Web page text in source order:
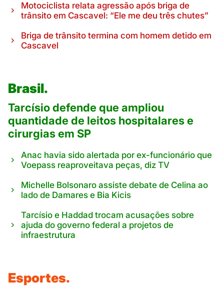
Motociclista relata agressão após briga de
trânsito em Cascavel: “Ele me deu três chutes”
Briga de trânsito termina com homem detido em
Cascavel
Brasil.
Tarcísio defende que ampliou
quantidade de leitos hospitalares e
cirurgias em SP
Anac havia sido alertada por ex-funcionário que
Voepass reaproveitava peças, diz TV
Michelle Bolsonaro assiste debate de Celina ao
lado de Damares e Bia Kicis
Tarcísio e Haddad trocam acusações sobre
ajuda do governo federal a projetos de
infraestrutura
Esportes.